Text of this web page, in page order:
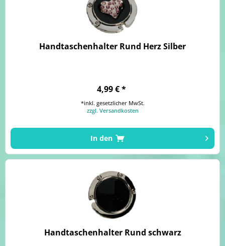
Handtaschenhalter Rund Herz Silber
4,99 € *
*inkl. gesetzlicher MwSt.
zzgl. Versandkosten
In den
Handtaschenhalter Rund schwarz